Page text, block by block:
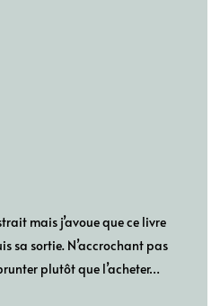
mais j’avoue que ce livre
sa sortie. N’accrochant pas
plutôt que l’acheter…